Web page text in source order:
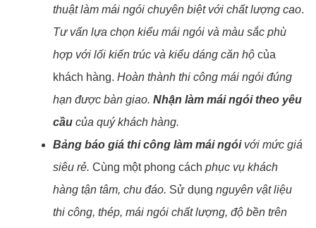
thuật làm mái ngói chuyên biệt với chất lượng cao.
Tư vấn lựa chọn kiểu mái ngói và màu sắc phù
hợp với lối kiến trúc và kiểu dáng căn hộ của
khách hàng. Hoàn thành thi công mái ngói đúng
hạn được bàn giao. Nhận làm mái ngói theo yêu
cầu của quý khách hàng.
Bảng báo giá thi công làm mái ngóivới mức giá
siêu rẻ. Cùng một phong cách phục vụ khách
hàng tận tâm, chu đáo. Sử dụng nguyên vật liệu
thi công, thép, mái ngói chất lượng, độ bền trên